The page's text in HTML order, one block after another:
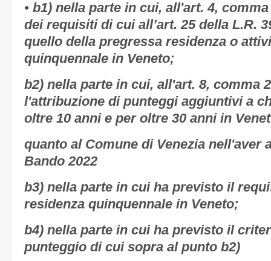
• b1) nella parte in cui, all'art. 4,
dei requisiti di cui all’art. 25 della L.R.
quello della pregressa residenza o
quinquennale in Veneto;
b2) nella parte in cui, all'art. 8, comma
l'attribuzione di punteggi aggiuntivi a
oltre 10 anni e per oltre 30 anni in
quanto al Comune di Venezia nell'aver
Bando 2022
b3) nella parte in cui ha previsto il
residenza quinquennale in Veneto;
b4) nella parte in cui ha previsto il
punteggio di cui sopra al punto b2)